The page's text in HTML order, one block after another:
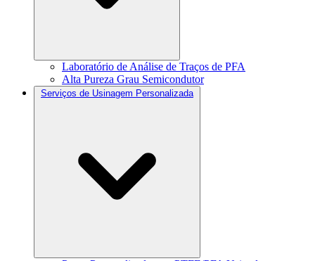
Laboratório de Análise de Traços de PFA
Alta Pureza Grau Semicondutor
Serviços de Usinagem Personalizada